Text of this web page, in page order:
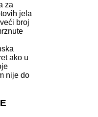
za
jela
broj
ako u
nije do